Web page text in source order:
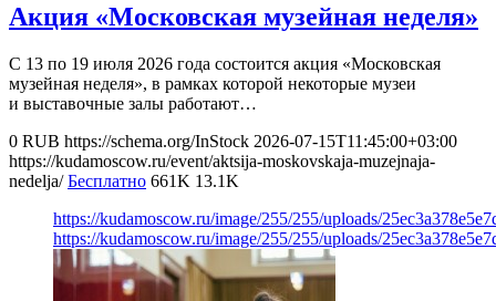
Акция «Московская музейная неделя»
С 13 по 19 июля 2026 года состоится акция «Московская
музейная неделя», в рамках которой некоторые музеи
и выставочные залы работают…
0 RUB https://schema.org/InStock 2026-07-15T11:45:00+03:00
https://kudamoscow.ru/event/aktsija-moskovskaja-muzejnaja-
nedelja/ Бесплатно 661K 13.1K
https://kudamoscow.ru/image/255/255/uploads/
https://kudamoscow.ru/image/255/255/uploads/